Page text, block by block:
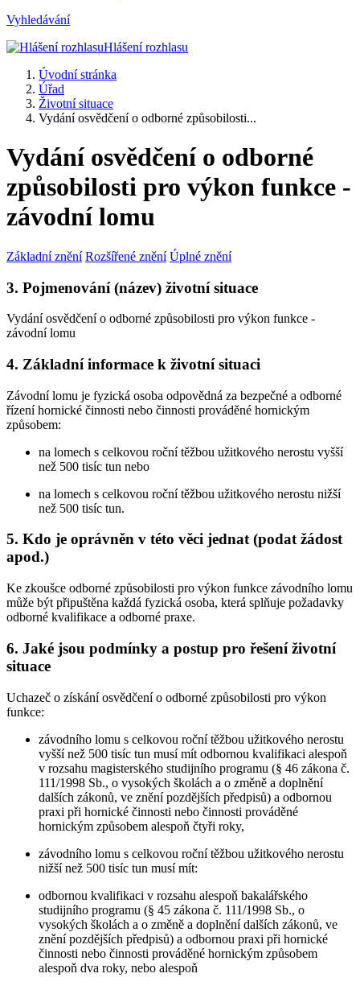
Vyhledávání
Hlášení rozhlasu
Úvodní stránka
Úřad
Životní situace
Vydání osvědčení o odborné způsobilosti...
Vydání osvědčení o odborné
způsobilosti pro výkon funkce -
závodní lomu
Základní znění Rozšířené znění Úplné znění
3. Pojmenování (název) životní situace
Vydání osvědčení o odborné způsobilosti pro výkon funkce -
závodní lomu
4. Základní informace k životní situaci
Závodní lomu je fyzická osoba odpovědná za bezpečné a odborné
řízení hornické činnosti nebo činnosti prováděné hornickým
způsobem:
na lomech s celkovou roční těžbou užitkového nerostu vyšší
než 500 tisíc tun nebo
na lomech s celkovou roční těžbou užitkového nerostu nižší
než 500 tisíc tun.
5. Kdo je oprávněn v této věci jednat (podat žádost
apod.)
Ke zkoušce odborné způsobilosti pro výkon funkce závodního lomu
může být připuštěna každá fyzická osoba, která splňuje požadavky
odborné kvalifikace a odborné praxe.
6. Jaké jsou podmínky a postup pro řešení životní
situace
Uchazeč o získání osvědčení o odborné způsobilosti pro výkon
funkce:
závodního lomu s celkovou roční těžbou užitkového nerostu
vyšší než 500 tisíc tun musí mít odbornou kvalifikaci alespoň
v rozsahu magisterského studijního programu (§ 46 zákona č.
111/1998 Sb., o vysokých školách a o změně a doplnění
dalších zákonů, ve znění pozdějších předpisů) a odbornou
praxi při hornické činnosti nebo činnosti prováděné
hornickým způsobem alespoň čtyři roky,
závodního lomu s celkovou roční těžbou užitkového nerostu
nižší než 500 tisíc tun musí mít:
odbornou kvalifikaci v rozsahu alespoň bakalářského
studijního programu (§ 45 zákona č. 111/1998 Sb., o
vysokých školách a o změně a doplnění dalších zákonů, ve
znění pozdějších předpisů) a odbornou praxi při hornické
činnosti nebo činnosti prováděné hornickým způsobem
alespoň dva roky, nebo alespoň